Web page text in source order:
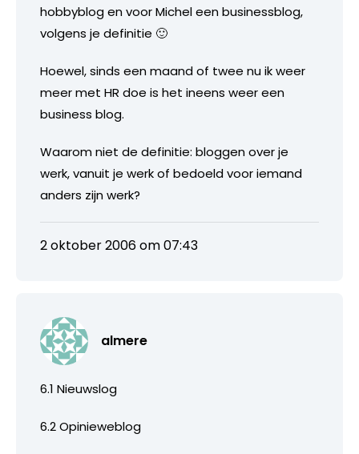
hobbyblog en voor Michel een businessblog,
volgens je definitie 🙂
Hoewel, sinds een maand of twee nu ik weer
meer met HR doe is het ineens weer een
business blog.
Waarom niet de definitie: bloggen over je
werk, vanuit je werk of bedoeld voor iemand
anders zijn werk?
2 oktober 2006 om 07:43
almere
6.1 Nieuwslog
6.2 Opinieweblog